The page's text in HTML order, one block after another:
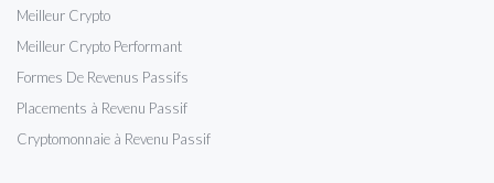
Meilleur Crypto
Meilleur Crypto Performant
Formes De Revenus Passifs
Placements à Revenu Passif
Cryptomonnaie à Revenu Passif